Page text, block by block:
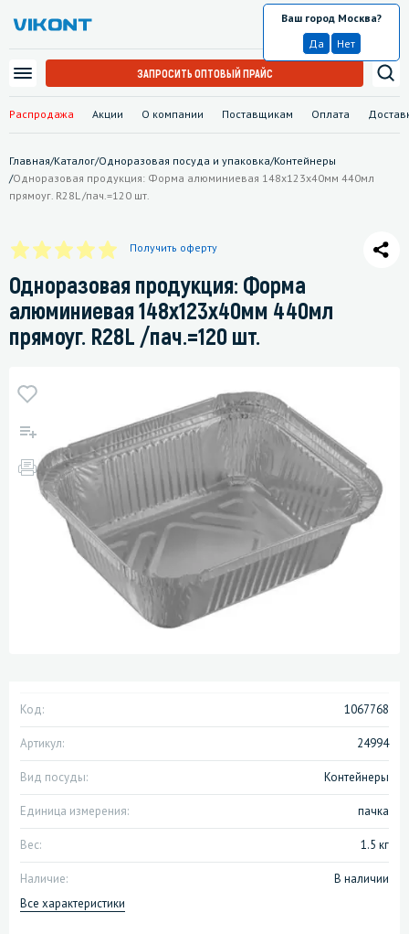
Распродажа Акции О компании Поставщикам Оплата
Москва
Ваш город Москва?
Да
Нет
ЗАПРОСИТЬ ОПТОВЫЙ ПРАЙС
Главная/Каталог/Одноразовая посуда и упаковка/Контейнеры
/Одноразовая продукция: Форма алюминиевая 148х123х40мм 440мл
прямоуг. R28L /пач.=120 шт.
Получить оферту
Одноразовая продукция: Форма
алюминиевая 148х123х40мм 440мл
прямоуг. R28L /пач.=120 шт.
Код: 1067768
Артикул: 24994
Вид посуды: Контейнеры
Единица измерения: пачка
Вес: 1.5 кг
Наличие:
В наличии
Все характеристики